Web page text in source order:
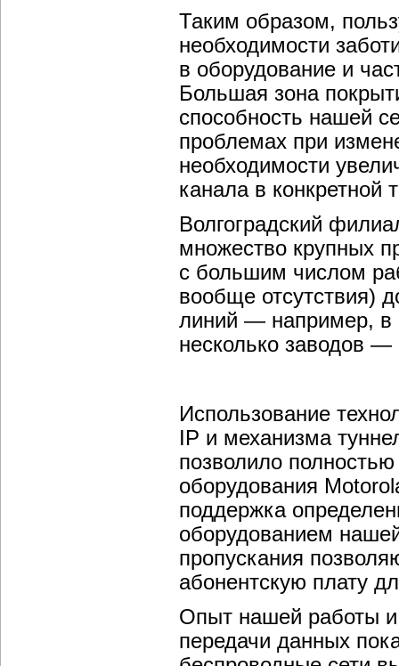
Таким образом,
необходимости
в оборудование и
Большая зона
способность нашей
проблемах при
необходимости
канала в конкретной
Волгоградский
множество крупных
с большим числом
вообще отсутствия)
линий — например, в
несколько заводов —
Использование
IP и механизма
позволило
оборудования
поддержка
оборудованием
пропускания
абонентскую плату
Опыт нашей работы и
передачи данных